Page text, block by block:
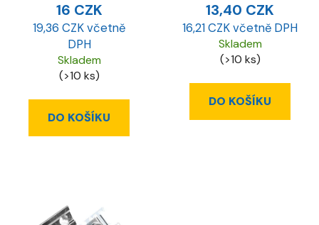
16 CZK
19,36 CZK včetně
DPH
Skladem
(>10 ks)
DO KOŠÍKU
13,40 CZK
16,21 CZK včetně DPH
Skladem
(>10 ks)
DO KOŠÍKU